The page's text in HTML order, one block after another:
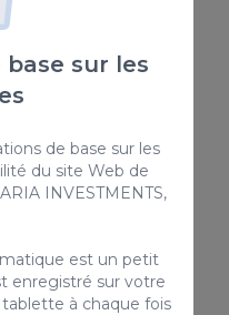
sur les
de base sur les
du site Web de
INVESTMENTS,
est un petit
enregistré sur votre
à chaque fois